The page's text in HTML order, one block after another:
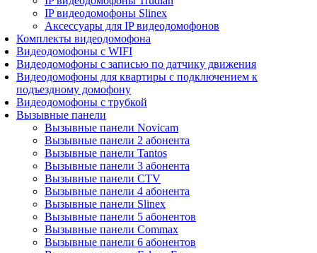
IP видеодомофоны Slinex
Аксессуары для IP видеодомофонов
Комплекты видеодомофона
Видеодомофоны с WIFI
Видеодомофоны с записью по датчику движения
Видеодомофоны для квартиры с подключением к
подъездному домофону
Видеодомофоны с трубкой
Вызывные панели
Вызывные панели Novicam
Вызывные панели 2 абонента
Вызывные панели Tantos
Вызывные панели 3 абонента
Вызывные панели CTV
Вызывные панели 4 абонента
Вызывные панели Slinex
Вызывные панели 5 абонентов
Вызывные панели Commax
Вызывные панели 6 абонентов